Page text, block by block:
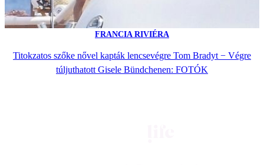
FRANCIA RIVIÉRA
Titokzatos szőke nővel kapták lencsevégre Tom Bradyt − Végre
túljuthatott Gisele Bündchenen: FOTÓK